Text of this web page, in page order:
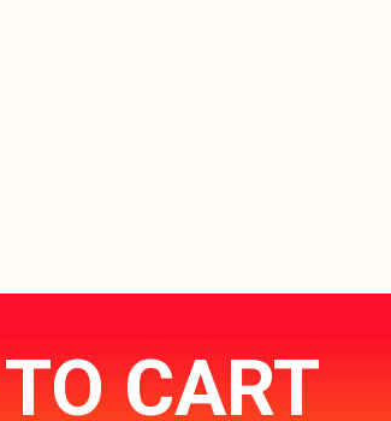
CART